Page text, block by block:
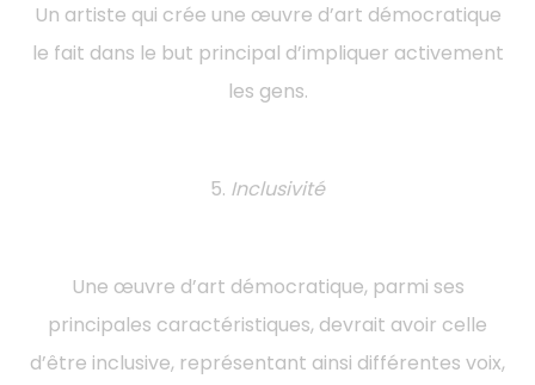
Un artiste qui crée une œuvre d’art démocratique
le fait dans le but principal d’impliquer activement
les gens.
5. Inclusivité
Une œuvre d’art démocratique, parmi ses
principales caractéristiques, devrait avoir celle
d’être inclusive, représentant ainsi différentes voix,